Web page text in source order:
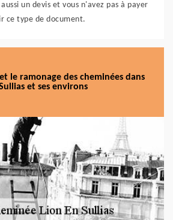
un devis et vous n'avez pas à payer
ce type de document.
le ramonage des cheminées dans
et ses environs